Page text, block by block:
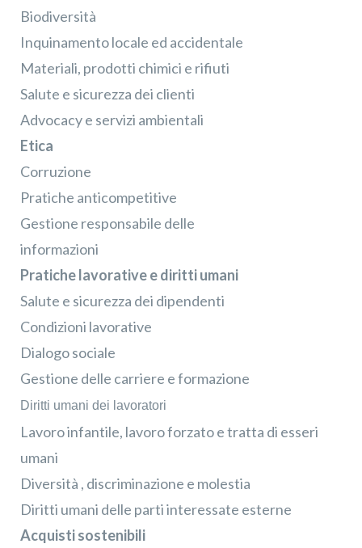
Biodiversità
Inquinamento locale ed accidentale
Materiali, prodotti chimici e rifiuti
Salute e sicurezza dei clienti
Advocacy e servizi ambientali
Etica
Corruzione
Pratiche anticompetitive
Gestione responsabile delle
informazioni
Pratiche lavorative e diritti umani
Salute e sicurezza dei dipendenti
Condizioni lavorative
Dialogo sociale
Gestione delle carriere e formazione
Diritti umani dei lavoratori
Lavoro infantile, lavoro forzato e tratta di esseri
umani
Diversità , discriminazione e molestia
Diritti umani delle parti interessate esterne
Acquisti sostenibili